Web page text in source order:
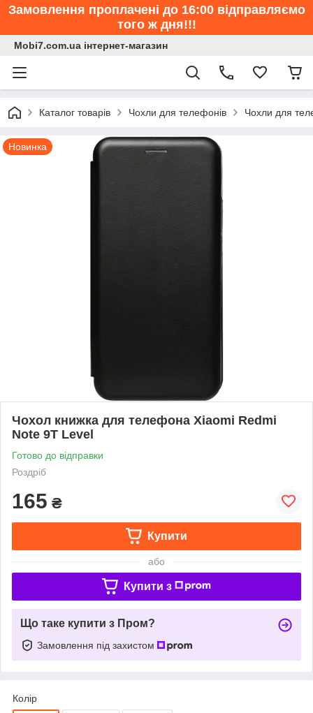
Замовлення проплачені до 16:00 відправляємо
того ж дня!!!
Mobi7.com.ua інтернет-магазин
Каталог товарів Чохли для телефонів Чохли для
Новинка
Чохол книжка для телефона Xiaomi Redmi
Note 9T Level
Готово до відправки
Роздріб
165 ₴
Купити
або
Купити з
Що таке купити з Пром?
Замовлення під захистом
Колір